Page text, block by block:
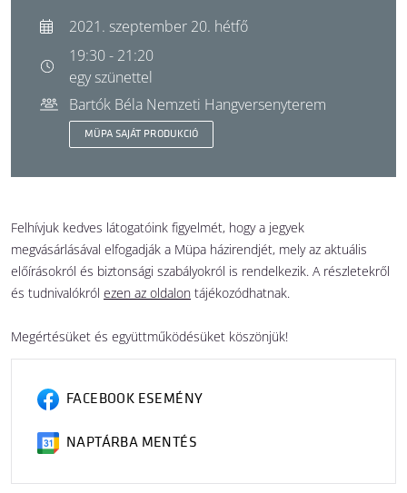
2021. szeptember 20. hétfő
19:30 - 21:20
egy szünettel
Bartók Béla Nemzeti Hangversenyterem
MÜPA SAJÁT PRODUKCIÓ
Felhívjuk kedves látogatóink figyelmét, hogy a jegyek
megvásárlásával elfogadják a Müpa házirendjét, mely az aktuális
előírásokról és biztonsági szabályokról is rendelkezik. A részletekről
és tudnivalókról ezen az oldalon tájékozódhatnak.
Megértésüket és együttműködésüket köszönjük!
FACEBOOK ESEMÉNY
NAPTÁRBA MENTÉS